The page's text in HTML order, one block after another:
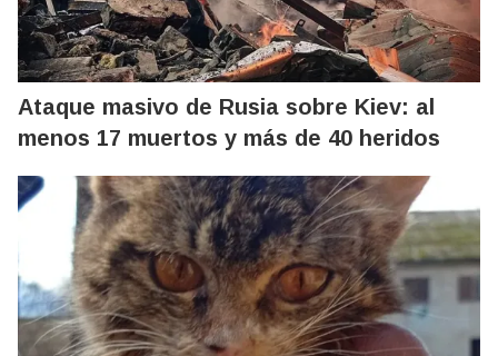
Ataque masivo de Rusia sobre Kiev: al
menos 17 muertos y más de 40 heridos